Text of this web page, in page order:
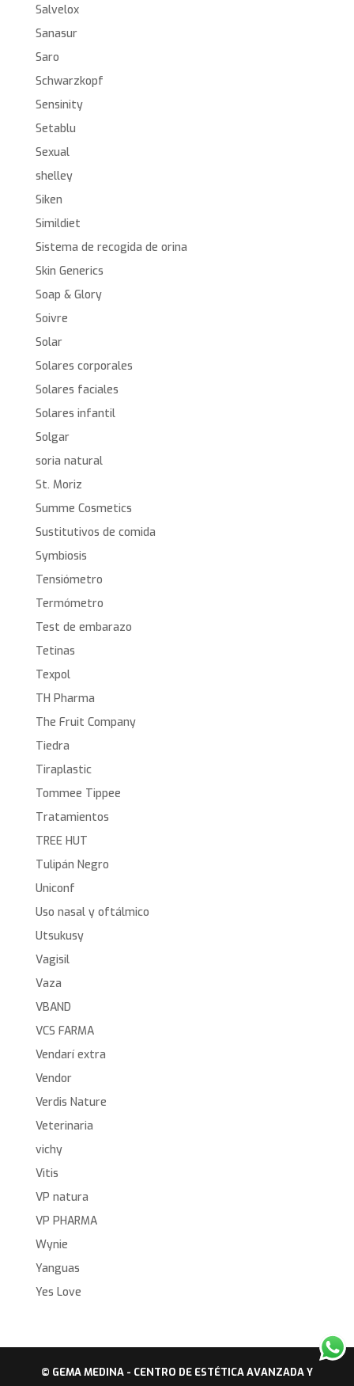
Salvelox
Sanasur
Saro
Schwarzkopf
Sensinity
Setablu
Sexual
shelley
Siken
Simildiet
Sistema de recogida de orina
Skin Generics
Soap & Glory
Soivre
Solar
Solares corporales
Solares faciales
Solares infantil
Solgar
soria natural
St. Moriz
Summe Cosmetics
Sustitutivos de comida
Symbiosis
Tensiómetro
Termómetro
Test de embarazo
Tetinas
Texpol
TH Pharma
The Fruit Company
Tiedra
Tiraplastic
Tommee Tippee
Tratamientos
TREE HUT
Tulipán Negro
Uniconf
Uso nasal y oftálmico
Utsukusy
Vagisil
Vaza
VBAND
VCS FARMA
Vendarí extra
Vendor
Verdis Nature
Veterinaria
vichy
Vitis
VP natura
VP PHARMA
Wynie
Yanguas
Yes Love
© GEMA MEDINA - CENTRO DE ESTÉTICA AVANZADA Y